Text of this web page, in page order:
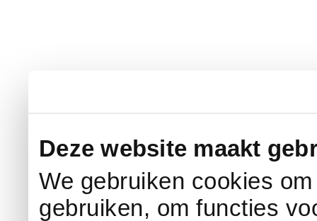
Deze website maakt
We gebruiken cookies
gebruiken, om functies